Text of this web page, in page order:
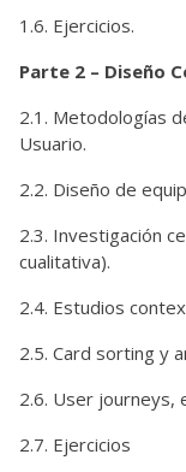
1.6. Ejercicios.
Parte 2 – Diseño
2.1. Metodologías
Usuario.
2.2. Diseño de
2.3. Investigación
cualitativa).
2.4. Estudios
2.5. Card sorting y
2.6. User journeys,
2.7. Ejercicios